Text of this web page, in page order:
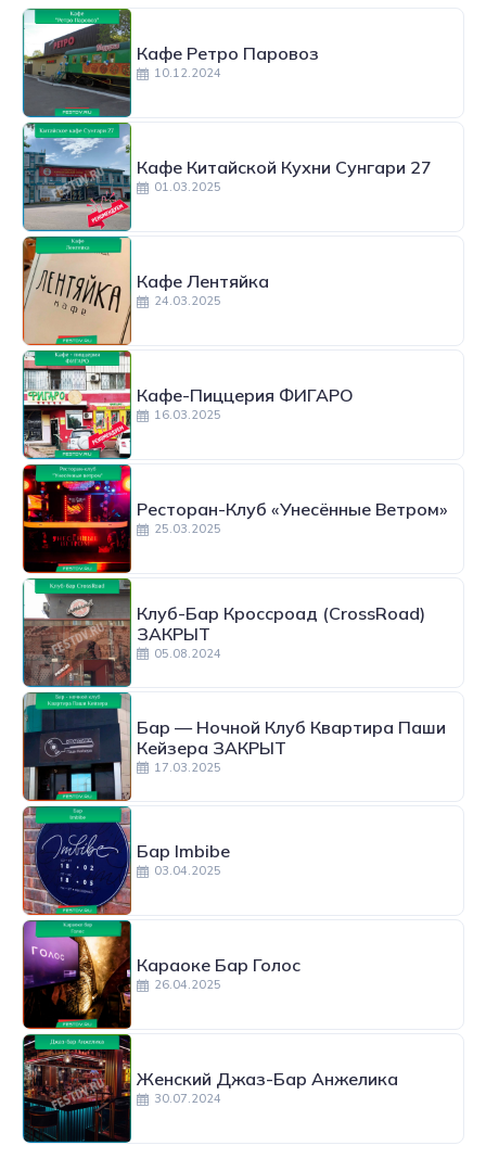
Кафе Ретро Паровоз
10.12.2024
Кафе Китайской Кухни Сунгари 27
01.03.2025
Кафе Лентяйка
24.03.2025
Кафе-Пиццерия ФИГАРО
16.03.2025
Ресторан-Клуб «Унесённые Ветром»
25.03.2025
Клуб-Бар Кроссроад (CrossRoad)
ЗАКРЫТ
05.08.2024
Бар — Ночной Клуб Квартира Паши
Кейзера ЗАКРЫТ
17.03.2025
Бар Imbibe
03.04.2025
Караоке Бар Голос
26.04.2025
Женский Джаз-Бар Анжелика
30.07.2024